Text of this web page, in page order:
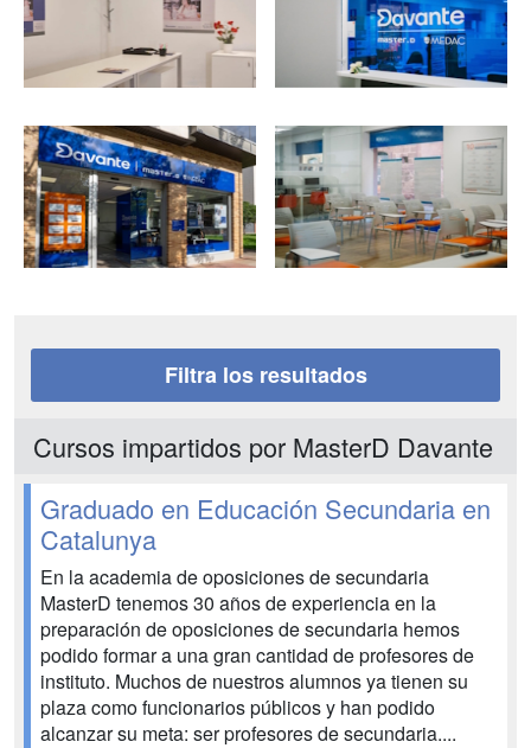
Filtra los resultados
Cursos impartidos por MasterD Davante
Graduado en Educación Secundaria en
Catalunya
En la academia de oposiciones de secundaria
MasterD tenemos 30 años de experiencia en la
preparación de oposiciones de secundaria hemos
podido formar a una gran cantidad de profesores de
instituto. Muchos de nuestros alumnos ya tienen su
plaza como funcionarios públicos y han podido
alcanzar su meta: ser profesores de secundaria....